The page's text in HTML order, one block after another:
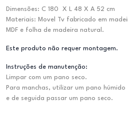
Dimensões: C 180 X L 48 X A 52 cm
Materiais: Movel Tv fabricado em
MDF e folha de madeira natural.
Este produto não requer montagem.
Instruções de manutenção:
Limpar com um pano seco.
Para manchas, utilizar um pano húmido
e de seguida passar um pano seco.